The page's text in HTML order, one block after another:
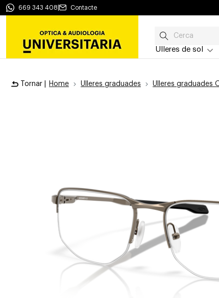
669 343 408 Contacte
Ulleres de sol
Tornar | Home Ulleres graduades Ulleres graduades